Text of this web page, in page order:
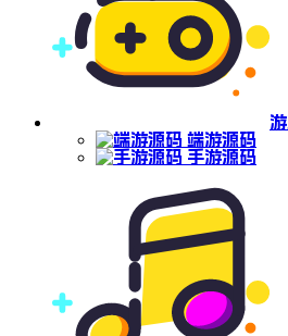
端游源码
手游源码